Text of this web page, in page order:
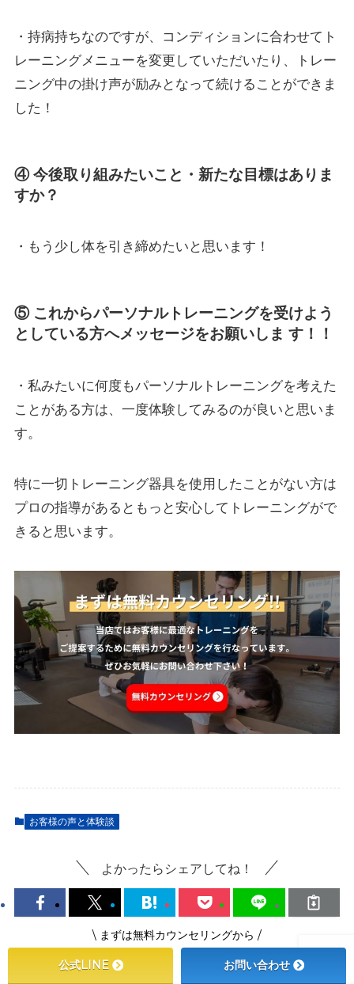
・持病持ちなのですが、コンディションに合わせてト
レーニングメニューを変更していただいたり、トレー
ニング中の掛け声が励みとなって続けることができま
した！
④ 今後取り組みたいこと・新たな目標はありま
すか？
・もう少し体を引き締めたいと思います！
⑤ これからパーソナルトレーニングを受けよう
としている方へメッセージをお願いしま す！！
・私みたいに何度もパーソナルトレーニングを考えた
ことがある方は、一度体験してみるのが良いと思いま
す。
特に一切トレーニング器具を使用したことがない方は
プロの指導があるともっと安心してトレーニングがで
きると思います。
お客様の声と体験談
よかったらシェアしてね！
\ まずは無料カウンセリングから /
公式LINE お問い合わせ